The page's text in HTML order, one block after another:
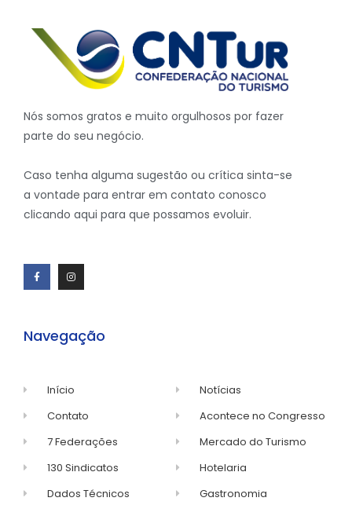
Nós somos gratos e muito orgulhosos por fazer
parte do seu negócio.
Caso tenha alguma sugestão ou crítica sinta-se
a vontade para entrar em contato conosco
clicando aqui para que possamos evoluir.
Navegação
Início
Contato
7 Federações
130 Sindicatos
Dados Técnicos
Notícias
Acontece no Congresso
Mercado do Turismo
Hotelaria
Gastronomia